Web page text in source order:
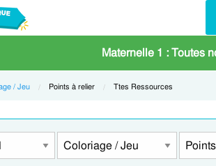
Maternelle 1 : Toutes
/ Jeu Current:
Points à relier Current:
Ttes Ressources